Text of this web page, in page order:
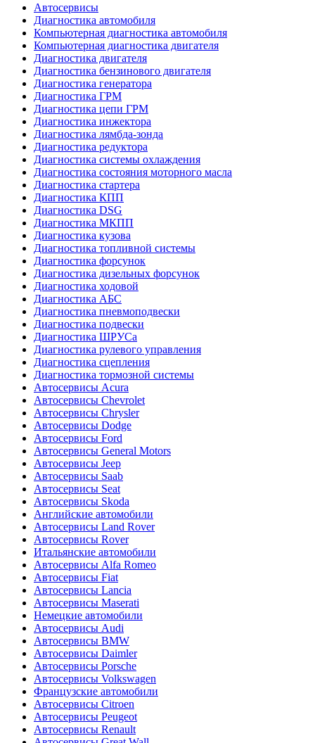
Автосервисы
Диагностика автомобиля
Компьютерная диагностика автомобиля
Компьютерная диагностика двигателя
Диагностика двигателя
Диагностика бензинового двигателя
Диагностика генератора
Диагностика ГРМ
Диагностика цепи ГРМ
Диагностика инжектора
Диагностика лямбда-зонда
Диагностика редуктора
Диагностика системы охлаждения
Диагностика состояния моторного масла
Диагностика стартера
Диагностика КПП
Диагностика DSG
Диагностика МКПП
Диагностика кузова
Диагностика топливной системы
Диагностика форсунок
Диагностика дизельных форсунок
Диагностика ходовой
Диагностика АБС
Диагностика пневмоподвески
Диагностика подвески
Диагностика ШРУСа
Диагностика рулевого управления
Диагностика сцепления
Диагностика тормозной системы
Автосервисы Acura
Автосервисы Chevrolet
Автосервисы Chrysler
Автосервисы Dodge
Автосервисы Ford
Автосервисы General Motors
Автосервисы Jeep
Автосервисы Saab
Автосервисы Seat
Автосервисы Skoda
Английские автомобили
Автосервисы Land Rover
Автосервисы Rover
Итальянские автомобили
Автосервисы Alfa Romeo
Автосервисы Fiat
Автосервисы Lancia
Автосервисы Maserati
Немецкие автомобили
Автосервисы Audi
Автосервисы BMW
Автосервисы Daimler
Автосервисы Porsche
Автосервисы Volkswagen
Французские автомобили
Автосервисы Citroen
Автосервисы Peugeot
Автосервисы Renault